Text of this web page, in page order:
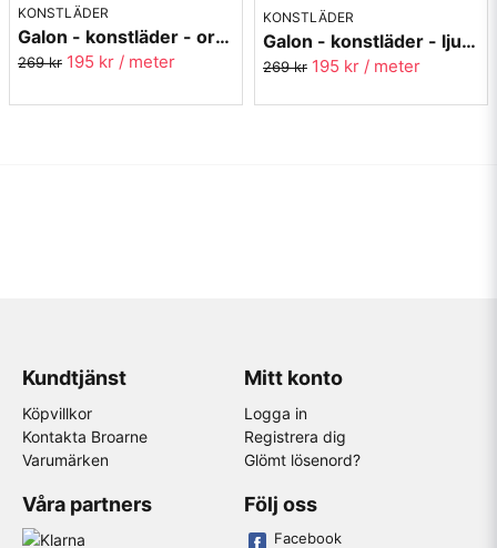
KONSTLÄDER
Galon - konstläder - orange
269 kr 195 kr / meter
KONSTLÄDER
Galon - konstläder - ljusbeige
269 kr 195 kr / meter
Kundtjänst
Köpvillkor
Kontakta Broarne
Varumärken
Mitt konto
Logga in
Registrera dig
Glömt lösenord?
Våra partners Följ oss
Facebook